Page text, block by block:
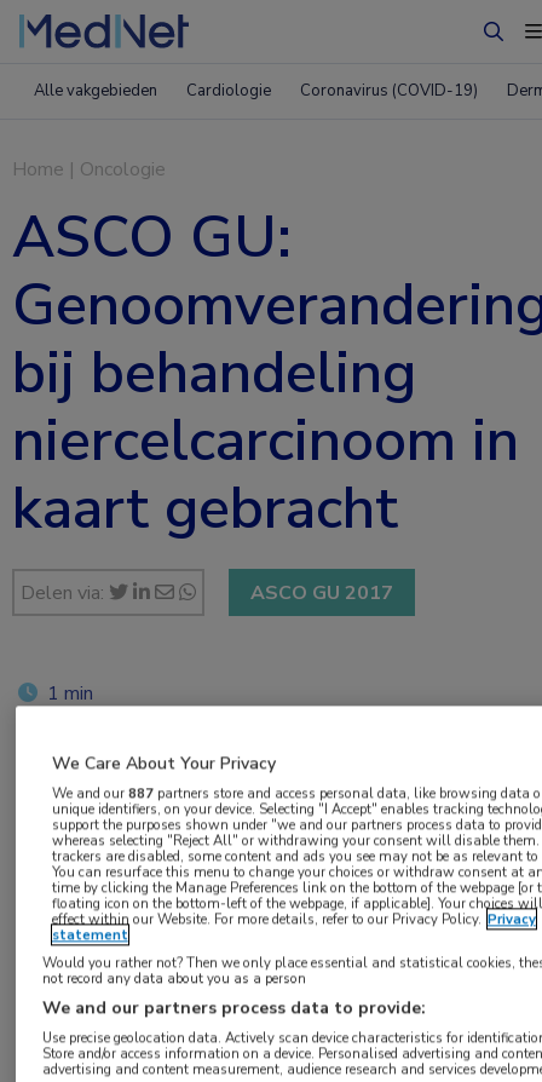
Alle vakgebieden Cardiologie Coronavirus (COVID-19)
Home | Oncologie
ASCO GU:
bij behandeling
niercelcarcinoom in
kaart gebracht
Delen via: ASCO GU 2017
1 min
Vakgebieden:
Oncologie
Aandachtsgebieden:
Uro-oncologie
Tags:
DNA
We Care About Your Privacy
We and our887partners store and access personal data, like browsing data
unique identifiers, on your device. Selecting "I Accept" enables tracking
support the purposes shown under "we and our partners process data to
whereas selecting "Reject All" or withdrawing your consent will disable
trackers are disabled, some content and ads you see may not be as relevant to
You can resurface this menu to change your choices or withdraw consent at
time by clicking the Manage Preferences link on the bottom of the webpage [or
floating icon on the bottom-left of the webpage, if applicable]. Your choices
effect within our Website. For more details, refer to our Privacy Policy. Privacy
statement
Would you rather not? Then we only place essential and statistical cookies,
not record any data about you as a person
We and our partners process data to provide:
Use precise geolocation data. Actively scan device characteristics for
Store and/or access information on a device. Personalised advertising and
advertising and content measurement, audience research and services